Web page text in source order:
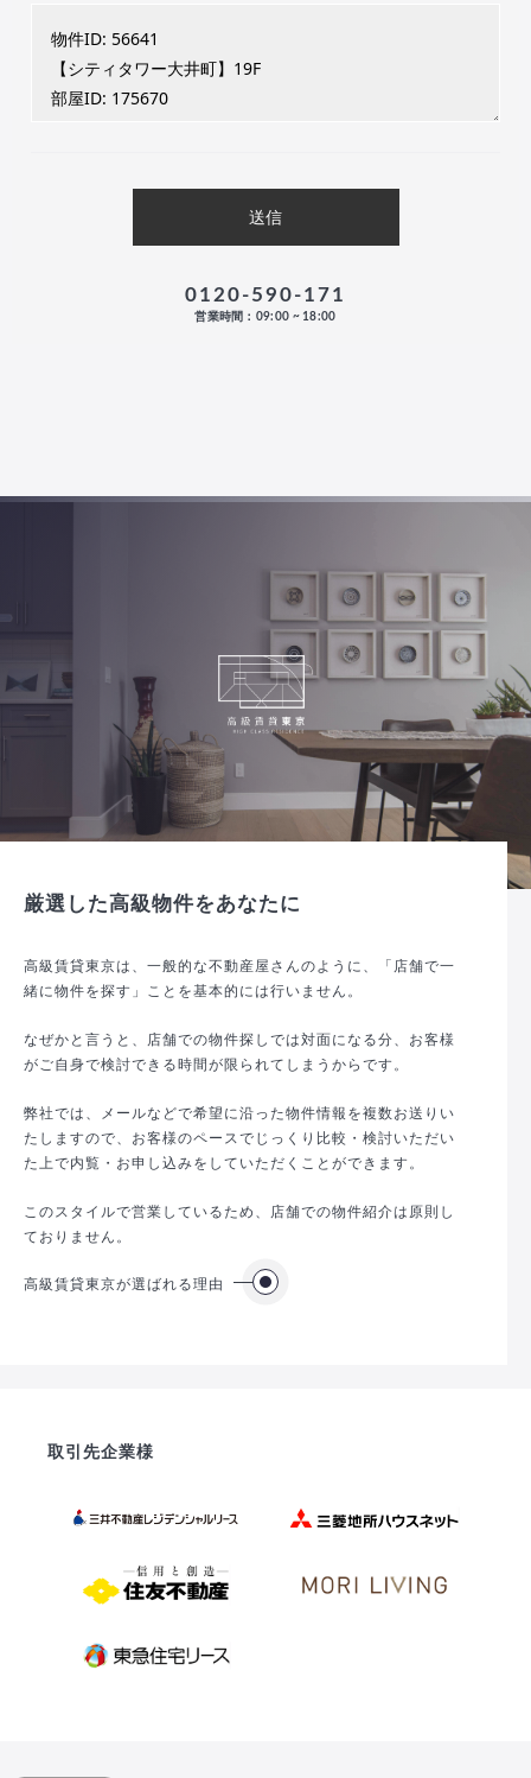
0120-590-171
営業時間：09:00 ~ 18:00
厳選した高級物件をあなたに
高級賃貸東京は、一般的な不動産屋さんのように、「店舗で一
緒に物件を探す」ことを基本的には行いません。
なぜかと言うと、店舗での物件探しでは対面になる分、お客様
がご自身で検討できる時間が限られてしまうからです。
弊社では、メールなどで希望に沿った物件情報を複数お送りい
たしますので、お客様のペースでじっくり比較・検討いただい
た上で内覧・お申し込みをしていただくことができます。
このスタイルで営業しているため、店舗での物件紹介は原則し
ておりません。
高級賃貸東京が選ばれる理由
取引先企業様